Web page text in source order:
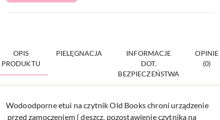
OPIS
PRODUKTU
PIELĘGNACJA
INFORMACJE
DOT.
BEZPIECZEŃSTWA
OPINIE
(0)
Wodoodporne etui na czytnik Old Books chroni urządzenie
przed zamoczeniem ( deszcz, pozostawienie czytnika na